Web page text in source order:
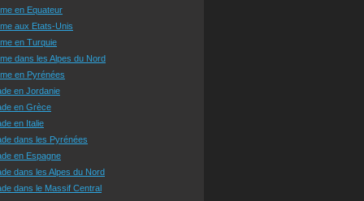
en Equateur
aux Etats-Unis
en Turquie
dans les Alpes du Nord
en Pyrénées
en Jordanie
en Grèce
en Italie
dans les Pyrénées
en Espagne
dans les Alpes du Nord
dans le Massif Central